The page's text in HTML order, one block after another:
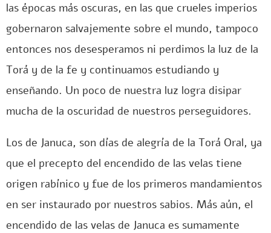
las épocas más oscuras, en las que crueles imperios
gobernaron salvajemente sobre el mundo, tampoco
entonces nos desesperamos ni perdimos la luz de la
Torá y de la fe y continuamos estudiando y
enseñando. Un poco de nuestra luz logra disipar
mucha de la oscuridad de nuestros perseguidores.
Los de Januca, son días de alegría de la Torá Oral, ya
que el precepto del encendido de las velas tiene
origen rabínico y fue de los primeros mandamientos
en ser instaurado por nuestros sabios. Más aún, el
encendido de las velas de Januca es sumamente